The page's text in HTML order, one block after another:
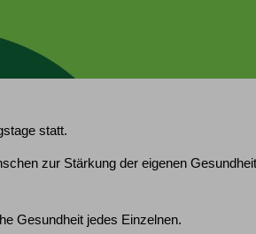
statt.
zur Stärkung der eigenen
Gesundheit jedes Einzelnen.